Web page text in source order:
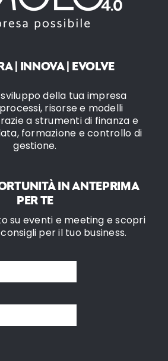
| INNOVA | EVOLVE
della tua impresa
risorse e modelli
a strumenti di finanza e
formazione e controllo di
gestione.
IN ANTEPRIMA
PER TE
su eventi e meeting e scopri
per il tuo business.